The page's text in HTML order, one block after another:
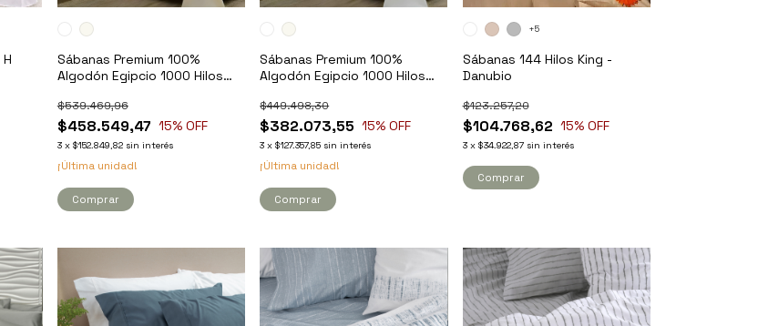
Sábanas Premium 100%
Algodón Egipcio 1000 Hilos
$458.549,47
$539.469,96
15% OFF
3 x $152.849,82 sin interés
¡Última unidad!
Comprar
Sábanas Premium 100%
Algodón Egipcio 1000 Hilos
$382.073,55
$449.498,30
15% OFF
3 x$127.357,85 sin interés
¡Última unidad!
Comprar
Sábanas 144 Hilos King -
Danubio
$104.768,62
$123.257,20
15% OFF
3 x $34.922,87 sin interés
+5
Comprar